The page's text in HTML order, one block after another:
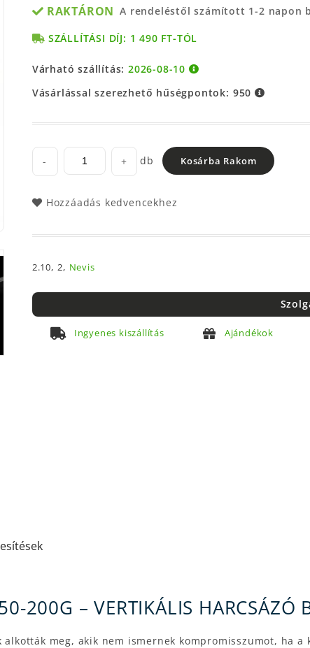
RAKTÁRON A rendeléstől számított 1-2 napon
SZÁLLÍTÁSI DÍJ: 1 490 FT-TÓL
Várható szállítás:2026-08-10
Vásárlással szerezhető hűségpontok: 950
- + db Kosárba Rakom
Hozzáadás kedvencekhez
2.10, 2, Nevis
Ingyenes kiszállítás Ajándékok
200G – VERTIKÁLIS HARCSÁZÓ
meg, akik nem ismernek kompromisszumot, ha